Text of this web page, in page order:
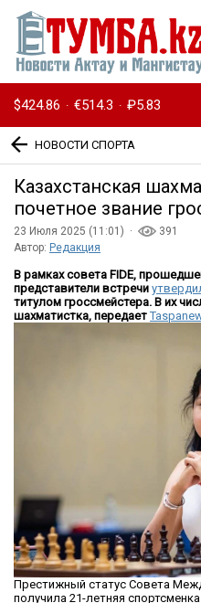
$424.86 · €514.3 · ₽5.83
НОВОСТИ СПОРТА
Казахстанская
почетное звание
23 Июля 2025 (11:01) ·
391
Автор: Редакция
В рамках совета FIDE,
представители встречи
титулом гроссмейстера. В их
шахматистка, передает
Престижный статус Совета
получила 21-летняя